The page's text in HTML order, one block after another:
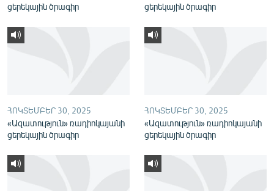
ցերեկային ծրագիր
ցերեկային ծրագիր
ՀՈԿՏԵՄԲԵՐ 30, 2025
«Ազատություն» ռադիոկայանի
ցերեկային ծրագիր
ՀՈԿՏԵՄԲԵՐ 30, 2025
«Ազատություն» ռադիոկայանի
ցերեկային ծրագիր